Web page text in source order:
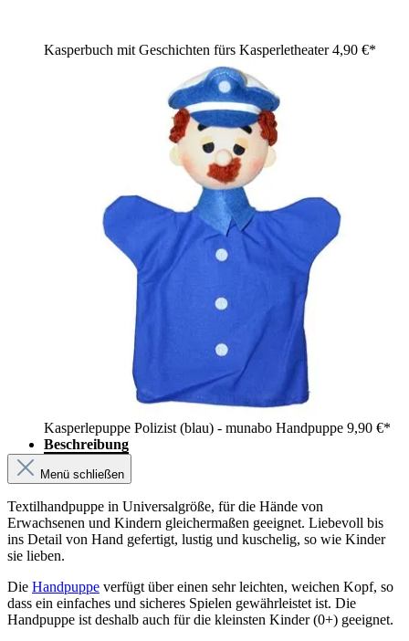
Kasperbuch mit Geschichten fürs Kasperletheater4,90 €*
Kasperlepuppe Polizist (blau) - munabo Handpuppe 9,90 €*
Beschreibung
Menü schließen
Textilhandpuppe in Universalgröße, für die Hände von
Erwachsenen und Kindern gleichermaßen geeignet. Liebevoll bis
ins Detail von Hand gefertigt, lustig und kuschelig, so wie Kinder
sie lieben.
Die Handpuppe verfügt über einen sehr leichten, weichen Kopf, so
dass ein einfaches und sicheres Spielen gewährleistet ist. Die
Handpuppe ist deshalb auch für die kleinsten Kinder (0+) geeignet.